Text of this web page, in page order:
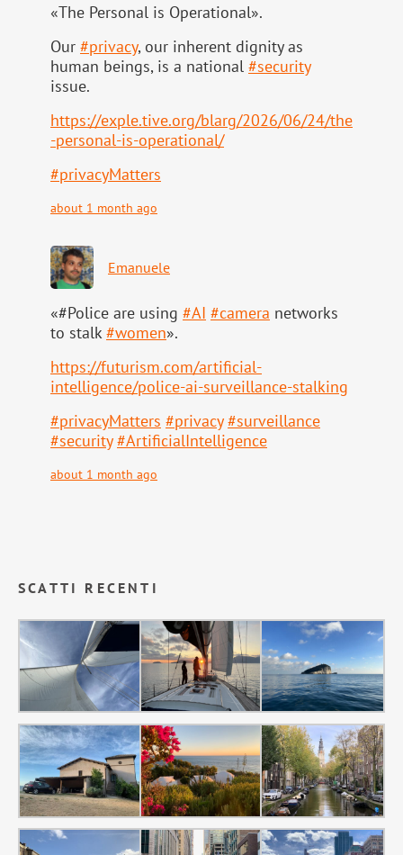
«The Personal is Operational».
Our #privacy, our inherent dignity as
human beings, is a national #security
issue.
https://exple.tive.org/blarg/2026/06/24/the
-personal-is-operational/
#privacyMatters
about 1 month ago
Emanuele
«#Police are using #AI #camera networks
to stalk #women».
https://futurism.com/artificial-
intelligence/police-ai-surveillance-stalking
#privacyMatters #privacy #surveillance
#security #ArtificialIntelligence
about 1 month ago
SCATTI RECENTI